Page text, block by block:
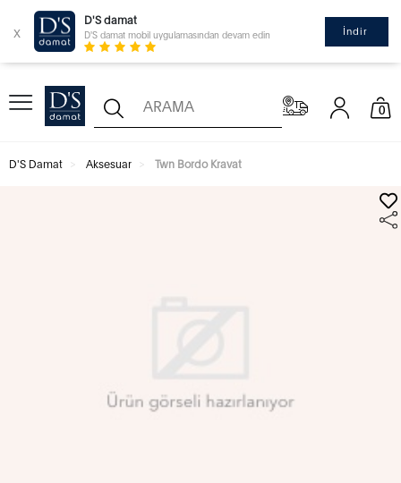
x
D'S damat
D'S damat mobil uygulamasından devam edin İndir
0
D'S Damat Aksesuar Twn Bordo Kravat